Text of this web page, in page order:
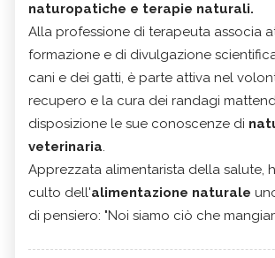
naturopatiche e terapie naturali.
Alla professione di terapeuta associa
formazione e di divulgazione
cani e dei gatti, è parte attiva nel
recupero e la cura dei randagi
disposizione le sue conoscenze di
veterinaria.
Apprezzata alimentarista della salute,
culto dell'alimentazione naturale
di pensiero: "Noi siamo ciò che